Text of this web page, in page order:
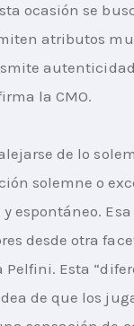
ocasión se
atributos
la CMO.
de lo
solemne o
espontáneo.
desde otra
Pelfini. Esta
de que los